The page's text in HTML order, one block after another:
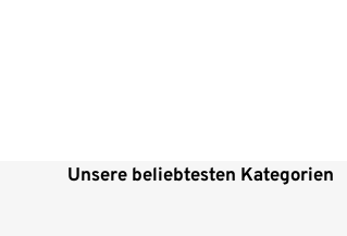
Unsere beliebtesten Kategorien